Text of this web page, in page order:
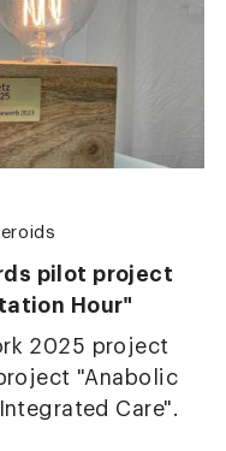
pilot project
Hour"
2025 project
"Anabolic
Care".